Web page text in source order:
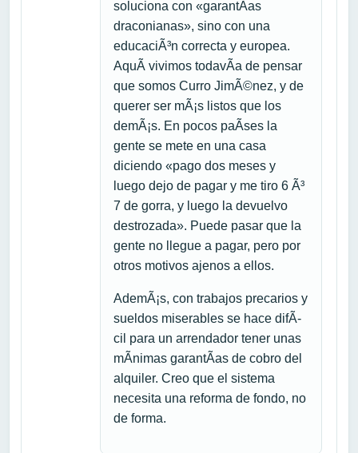
soluciona con «garantÃ­as
draconianas», sino con una
educaciÃ³n correcta y europea.
AquÃ­ vivimos todavÃ­a de pensar
que somos Curro JimÃ©nez, y de
querer ser mÃ¡s listos que los
demÃ¡s. En pocos paÃ­ses la
gente se mete en una casa
diciendo «pago dos meses y
luego dejo de pagar y me tiro 6 Ã³
7 de gorra, y luego la devuelvo
destrozada». Puede pasar que la
gente no llegue a pagar, pero por
otros motivos ajenos a ellos.
AdemÃ¡s, con trabajos precarios y
sueldos miserables se hace difÃ­
cil para un arrendador tener unas
mÃ­nimas garantÃ­as de cobro del
alquiler. Creo que el sistema
necesita una reforma de fondo, no
de forma.